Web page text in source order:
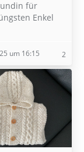
für
Enkel
um 16:15 2